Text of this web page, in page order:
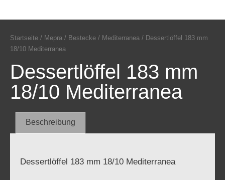
Startseite / Mepra / Bestecke / Mediterranea / Dessertlöffel 183 mm
18/10 Mediterranea
Dessertlöffel 183 mm
18/10 Mediterranea
Beschreibung
Dessertlöffel 183 mm 18/10 Mediterranea